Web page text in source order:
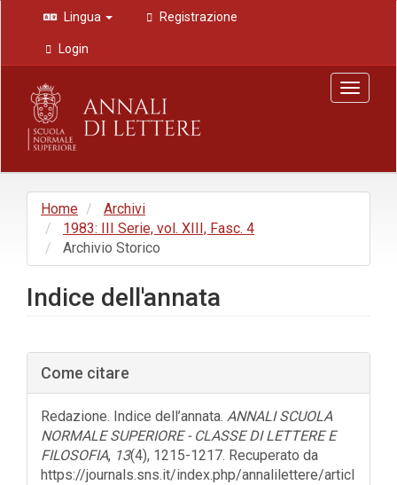
Navigazione
principale
Contenuto
principale
Barra
laterale
Lingua Registrazione
Login
Toggle
Home
Archivi
1983: III Serie, vol. XIII, Fasc. 4
Archivio Storico
Indice dell'annata
Barra
laterale
dell'articolo
Come citare
Redazione. Indice dell’annata. ANNALI SCUOLA
NORMALE SUPERIORE - CLASSE DI LETTERE E
FILOSOFIA, 13(4), 1215-1217. Recuperato da
https://journals.sns.it/index.php/annalilettere/articl